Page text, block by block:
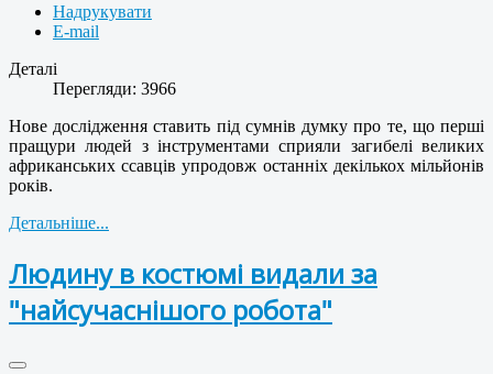
Надрукувати
E-mail
Деталі
Перегляди: 3966
Нове дослідження ставить під сумнів думку про те, що перші
пращури людей з інструментами сприяли загибелі великих
африканських ссавців упродовж останніх декількох мільйонів
років.
Детальніше...
Людину в костюмі видали за
"найсучаснішого робота"